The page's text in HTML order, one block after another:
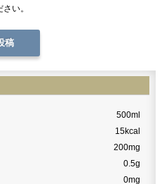
い。
500ml
15kcal
200mg
0.5g
0mg